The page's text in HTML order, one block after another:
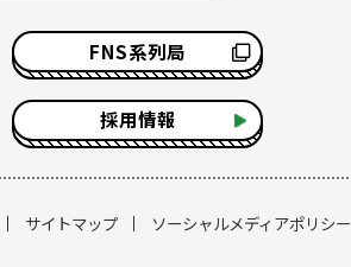
FNS系列局
採用情報
サイトマップ ソーシャルメディアポリシー